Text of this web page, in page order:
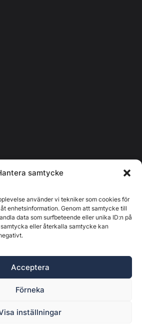
samtycke
använder vi tekniker som cookies för
enhetsinformation. Genom att samtycke till
data som surfbeteende eller unika ID:n på
eller återkalla samtycke kan
Acceptera
Förneka
inställningar
32 Ljusdal, org.nr: 556625-6425 -
Henrik Ekberg. Innehållet på denna
skyddat. Ange källa vid citering.
en del avMarknadsdatagruppen
integritet och cookies